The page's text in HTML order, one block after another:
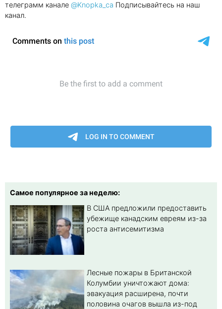
телеграмм канале @Knopka_ca Подписывайтесь на наш
канал.
Самое популярное за неделю:
В США предложили предоставить
убежище канадским евреям из-за
роста антисемитизма
Лесные пожары в Британской
Колумбии уничтожают дома:
эвакуация расширена, почти
половина очагов вышла из-под